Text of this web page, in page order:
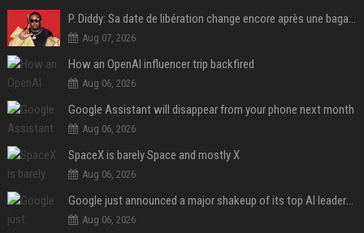
P. Diddy: Sa date de libération change encore après une bagarre
Aug 07, 2026
How an OpenAI influencer trip backfired
Aug 06, 2026
Google Assistant will disappear from your phone next month
Aug 06, 2026
SpaceX is barely Space and mostly X
Aug 06, 2026
Google just announced a major shakeup of its top AI leadership
Aug 06, 2026